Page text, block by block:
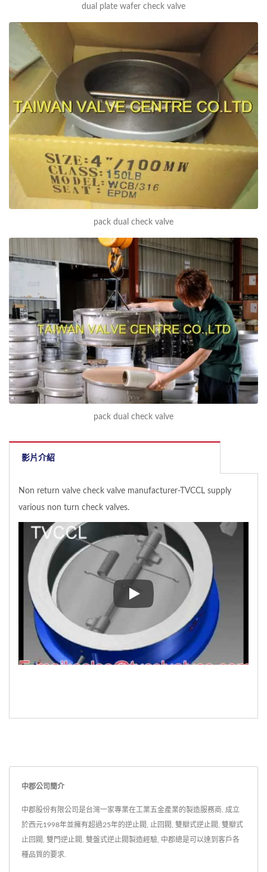
dual plate wafer check valve
pack dual check valve
pack dual check valve
影片介紹
Non return valve check valve manufacturer-TVCCL supply
various non turn check valves.
Non return valve check valve
中郡公司簡介
中郡股份有限公司是台灣一家專業在工業五金產業的製造服務商. 成立
於西元1998年並擁有超過25年的逆止閥, 止回閥, 雙瓣式逆止閥, 雙瓣式
止回閥, 雙門逆止閥, 雙盤式逆止閥製造經驗, 中郡總是可以達到客戶各
種品質的要求.